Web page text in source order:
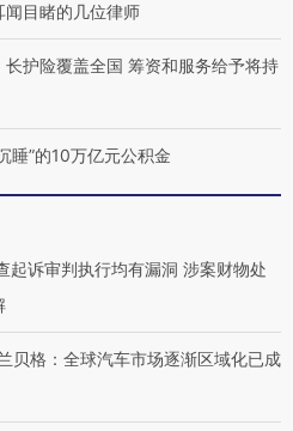
链博
接产
【特别呈现】寻找100种
【商旅
CFO：
闻目睹的几位律师
长护险覆盖全国 筹资和服务给予将持
睡”的10万亿元公积金
起诉审判执行均有漏洞 涉案财物处
贝格：全球汽车市场逐渐区域化已成